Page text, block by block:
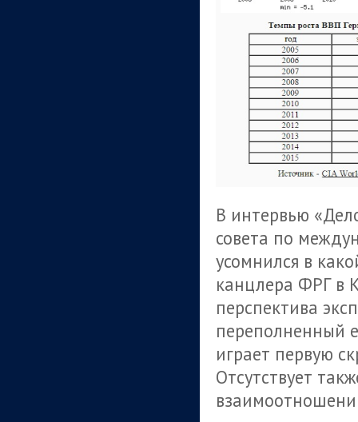
В интервью
совета по
усомнился в
канцлера ФРГ в
перспектива
переполненный
играет первую
Отсутствует